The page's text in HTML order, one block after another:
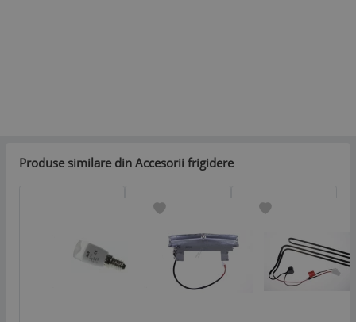
Produse similare din Accesorii frigidere